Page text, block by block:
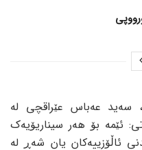
سەید عەباس عێراقچی لە
ئێمە بۆ هەر سیناریۆیەک
ئاڵۆزییەکان یان شەڕ لە